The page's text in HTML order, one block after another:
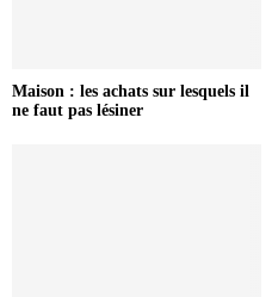
Maison : les achats sur lesquels il
ne faut pas lésiner